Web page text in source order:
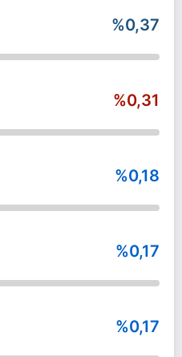
%0,37
%0,31
%0,18
%0,17
%0,17